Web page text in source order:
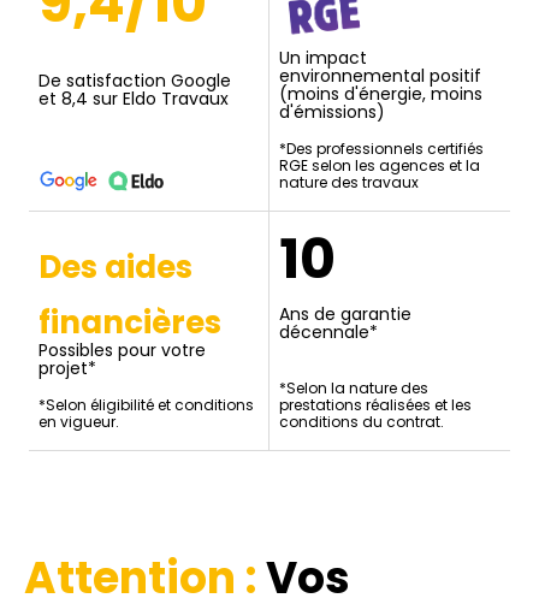
De satisfaction Google
et 8,4 sur Eldo Travaux
Un impact
environnemental positif
(moins d'énergie, moins
d'émissions)
*Des professionnels certifiés
RGE selon les agences et la
nature des travaux
Des aides
financières
Possibles pour votre
projet*
*Selon éligibilité et conditions
en vigueur.
10
Ans de garantie
décennale*
*Selon la nature des
prestations réalisées et les
conditions du contrat.
Attention :Vos